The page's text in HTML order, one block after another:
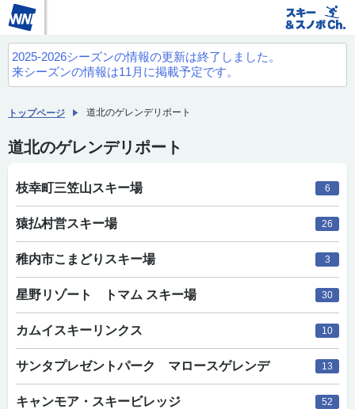
2025-2026シーズンの情報の更新は終了しました。
来シーズンの情報は11月に掲載予定です。
トップページ 道北のゲレンデリポート
道北のゲレンデリポート
枝幸町三笠山スキー場 6
猿払村営スキー場 26
稚内市こまどりスキー場 3
星野リゾート トマム スキー場 30
カムイスキーリンクス 10
サンタプレゼントパーク マロースゲレンデ 13
キャンモア・スキービレッジ 52